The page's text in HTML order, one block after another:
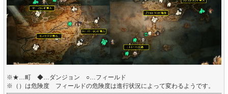
※★…町 ◆…ダンジョン ○…フィールド
※（）は危険度 フィールドの危険度は進行状況によって変わるようです。